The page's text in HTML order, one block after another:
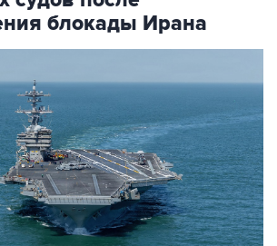
блокады Ирана